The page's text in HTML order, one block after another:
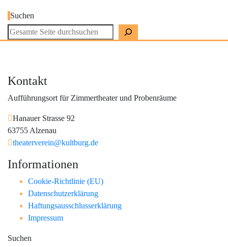
Suchen
Kontakt
Aufführungsort für Zimmertheater und Probenräume
Hanauer Strasse 92
63755 Alzenau
theaterverein@kultburg.de
Informationen
Cookie-Richtlinie (EU)
Datenschutzerklärung
Haftungsausschlusserklärung
Impressum
Suchen